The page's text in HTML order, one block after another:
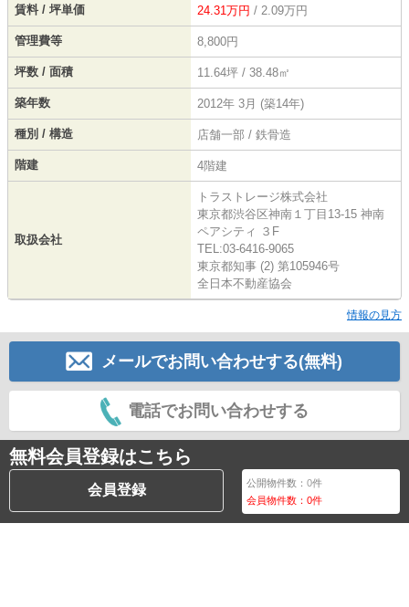
賃料 / 坪単価 24.31万円 / 2.09万円
管理費等 8,800円
坪数 / 面積 11.64坪 / 38.48㎡
築年数 2012年 3月 (築14年)
種別 / 構造 店舗一部 / 鉄骨造
階建 4階建
取扱会社
トラストレージ株式会社
東京都渋谷区神南１丁目13-15 神南
ペアシティ ３F
TEL:03-6416-9065
東京都知事 (2) 第105946号
全日本不動産協会
情報の見方
メールでお問い合わせする(無料)
電話でお問い合わせする
無料会員登録はこちら
会員登録 公開物件数：0件
会員物件数：0件